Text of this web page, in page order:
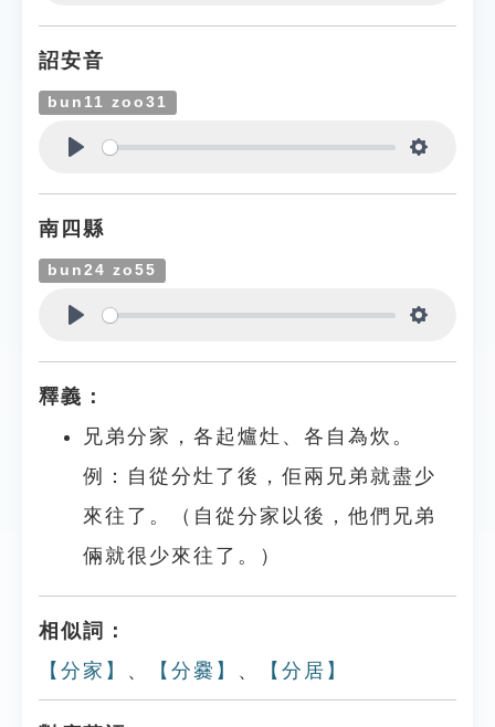
詔安音
bun11 zoo31
南四縣
bun24 zo55
釋義：
兄弟分家，各起爐灶、各自為炊。
例：自從分灶了後，佢兩兄弟就盡少
來往了。（自從分家以後，他們兄弟
倆就很少來往了。）
相似詞：
【分家】 、 【分爨】 、 【分居】